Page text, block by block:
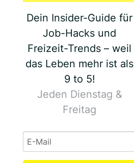
Dein Insider-Guide für
Job-Hacks und
Freizeit-Trends – weil
das Leben mehr ist als
9 to 5!
Jeden Dienstag &
Freitag